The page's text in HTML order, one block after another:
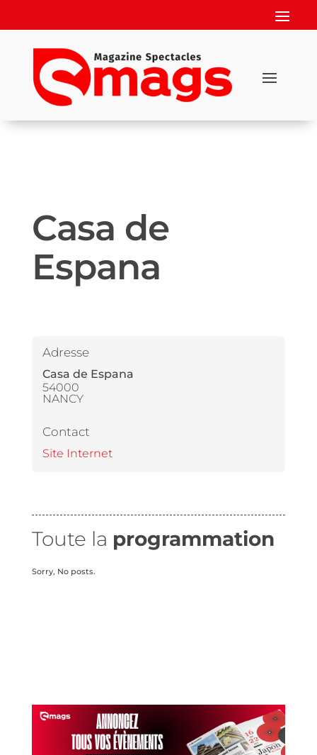
Casa de
Espana
Adresse
Casa de Espana
54000
NANCY
Contact
Site Internet
Toute la programmation
Sorry, No posts.